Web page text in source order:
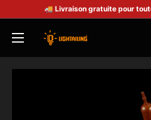
🚚 Livraison gratuite pour